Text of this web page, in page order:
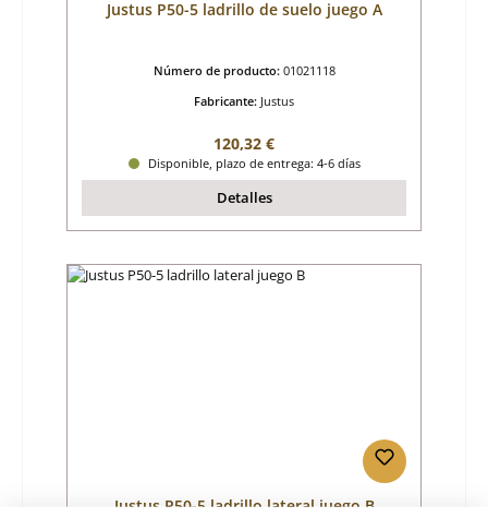
Justus P50-5 ladrillo de suelo juego A
Número de producto: 01021118
Fabricante: Justus
Precio normal:
120,32 €
Disponible, plazo de entrega: 4-6 días
Detalles
Justus P50-5 ladrillo lateral juego B